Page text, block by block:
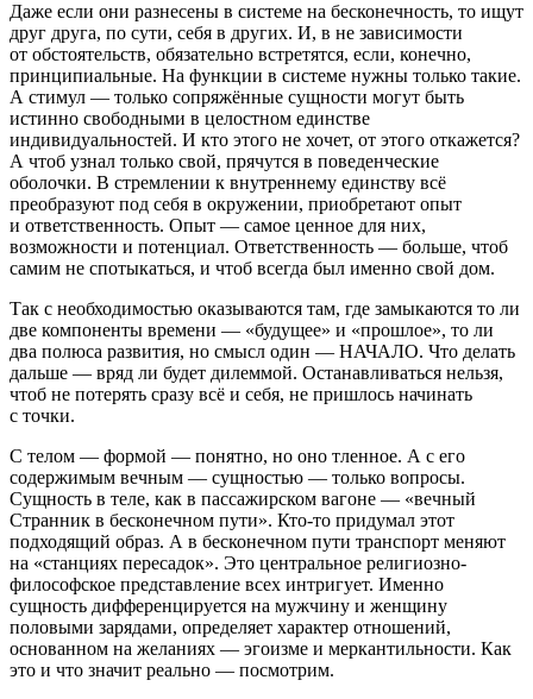
Даже если они разнесены в системе на бесконечность, то ищут
друг друга, по сути, себя в других. И, в не зависимости
от обстоятельств, обязательно встретятся, если, конечно,
принципиальные. На функции в системе нужны только такие.
А стимул — только сопряжённые сущности могут быть
истинно свободными в целостном единстве
индивидуальностей. И кто этого не хочет, от этого откажется?
А чтоб узнал только свой, прячутся в поведенческие
оболочки. В стремлении к внутреннему единству всё
преобразуют под себя в окружении, приобретают опыт
и ответственность. Опыт — самое ценное для них,
возможности и потенциал. Ответственность — больше, чтоб
самим не спотыкаться, и чтоб всегда был именно свой дом.
Так с необходимостью оказываются там, где замыкаются то ли
две компоненты времени — «будущее» и «прошлое», то ли
два полюса развития, но смысл один — НАЧАЛО. Что делать
дальше — вряд ли будет дилеммой. Останавливаться нельзя,
чтоб не потерять сразу всё и себя, не пришлось начинать
с точки.
С телом — формой — понятно, но оно тленное. А с его
содержимым вечным — сущностью — только вопросы.
Сущность в теле, как в пассажирском вагоне — «вечный
Странник в бесконечном пути». Кто-то придумал этот
подходящий образ. А в бесконечном пути транспорт меняют
на «станциях пересадок». Это центральное религиозно-
философское представление всех интригует. Именно
сущность дифференцируется на мужчину и женщину
половыми зарядами, определяет характер отношений,
основанном на желаниях — эгоизме и меркантильности. Как
это и что значит реально — посмотрим.